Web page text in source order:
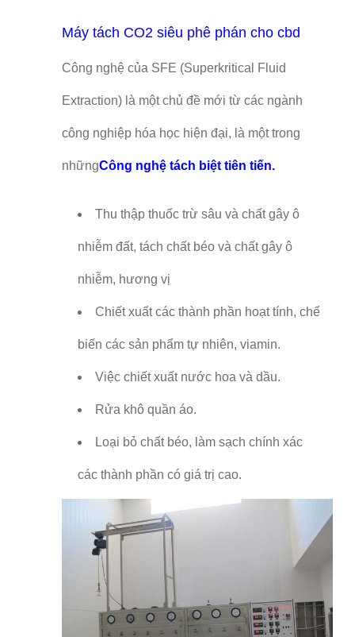
Máy tách CO2 siêu phê phán cho cbd
Công nghệ của SFE (Superkritical Fluid
Extraction) là một chủ đề mới từ các ngành
công nghiệp hóa học hiện đại, là một trong
nhữngCông nghệ tách biệt tiên tiến.
Thu thập thuốc trừ sâu và chất gây ô
nhiễm đất, tách chất béo và chất gây ô
nhiễm, hương vị
Chiết xuất các thành phần hoạt tính, chế
biến các sản phẩm tự nhiên, viamin.
Việc chiết xuất nước hoa và dầu.
Rửa khô quần áo.
Loại bỏ chất béo, làm sạch chính xác
các thành phần có giá trị cao.